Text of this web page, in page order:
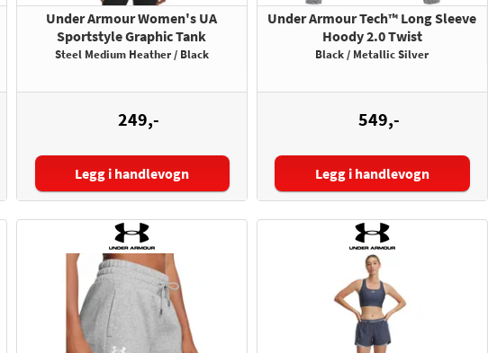
Under Armour Women's UA
Sportstyle Graphic Tank
Steel Medium Heather / Black
249,-
Størrelse:
Legg i handlevogn
Under Armour Tech™ Long Sleeve
Hoody 2.0 Twist
Black / Metallic Silver
549,-
Størrelse:
Legg i handlevogn